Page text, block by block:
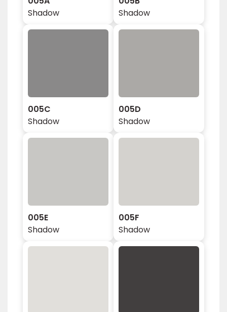
Shadow
Shadow
005C
Shadow
005D
Shadow
005E
Shadow
005F
Shadow